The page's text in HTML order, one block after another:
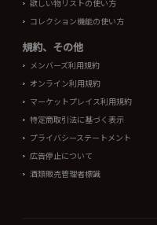
欲しい物リストの使い方
コレクション機能の使い方
規約、その他
メンバーズ利用規約
オンライン利用規約
マーケットプレイス利用規約
特定商取引法に基づく表示
プライバシーステートメント
広告停止について
酒類販売管理者標識